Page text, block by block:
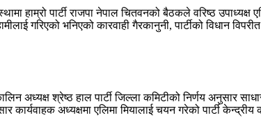
पार्टी राजपा नेपाल चितवनको बैठकले वरिष्ठ उपाध्यक्ष
गरिएको भनिएको कारवाही गैरकानुनी, पार्टीको विधान
अध्यक्ष श्रेष्ठ हाल पार्टी जिल्ला कमिटीको निर्णय अनुसार
अध्यक्षमा एलिमा मियालाई चयन गरेको पार्टी केन्द्रीय